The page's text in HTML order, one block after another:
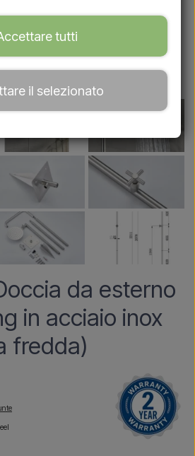
da esterno
in acciaio inox
fredda)
tutti
il selezionato